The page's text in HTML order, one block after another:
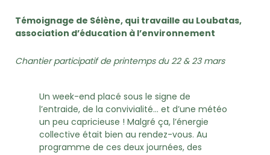
Témoignage de Sélène, qui travaille au Loubatas,
association d’éducation à l’environnement
Chantier participatif de printemps du 22 & 23 mars
Un week-end placé sous le signe de
l’entraide, de la convivialité… et d’une météo
un peu capricieuse ! Malgré ça, l’énergie
collective était bien au rendez-vous. Au
programme de ces deux journées, des